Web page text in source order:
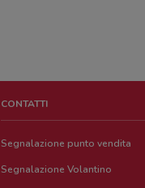
CONTATTI
Segnalazione punto vendita
Segnalazione Volantino